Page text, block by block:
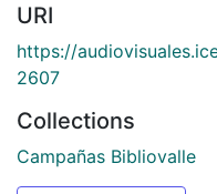
URI
https://
2607
Collections
Campañas Bibliovalle